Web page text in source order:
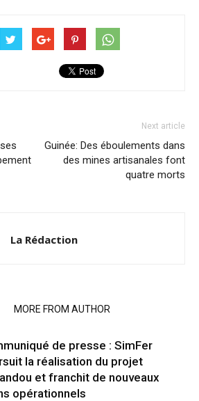
Next article
Guinée: Des éboulements dans
des mines artisanales font
quatre morts
La Rédaction
MORE FROM AUTHOR
de presse : SimFer
la réalisation du projet
et franchit de nouveaux
opérationnels